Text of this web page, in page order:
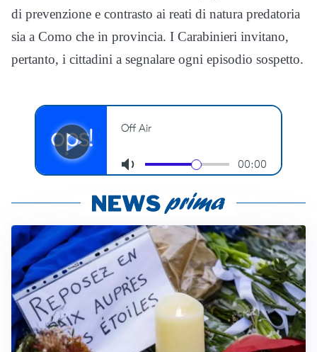
di prevenzione e contrasto ai reati di natura predatoria
sia a Como che in provincia. I Carabinieri invitano,
pertanto, i cittadini a segnalare ogni episodio sospetto.